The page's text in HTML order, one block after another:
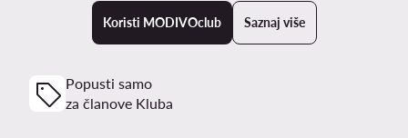
Koristi MODIVOclub Saznaj više
Popusti samo
za članove Kluba